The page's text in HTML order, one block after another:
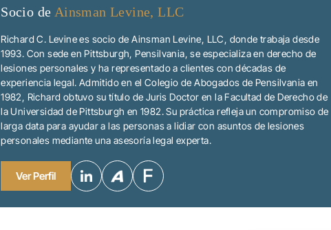
Socio de Ainsman Levine, LLC
Richard C. Levine es socio de Ainsman Levine, LLC, donde trabaja desde
1993. Con sede en Pittsburgh, Pensilvania, se especializa en derecho de
lesiones personales y ha representado a clientes con décadas de
experiencia legal. Admitido en el Colegio de Abogados de Pensilvania en
1982, Richard obtuvo su título de Juris Doctor en la Facultad de Derecho de
la Universidad de Pittsburgh en 1982. Su práctica refleja un compromiso de
larga data para ayudar a las personas a lidiar con asuntos de lesiones
personales mediante una asesoría legal experta.
Ver Perfil